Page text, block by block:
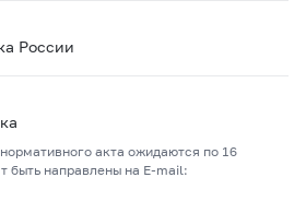
России
акта ожидаются по 16
быть направлены на E-mail: